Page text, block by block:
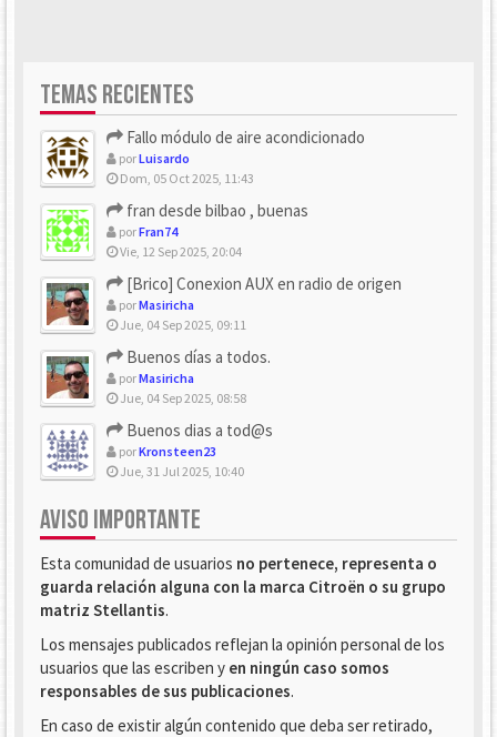
TEMAS RECIENTES
Fallo módulo de aire acondicionado
porLuisardo
Dom, 05 Oct 2025, 11:43
fran desde bilbao , buenas
porFran74
Vie, 12 Sep 2025, 20:04
[Brico] Conexion AUX en radio de origen
porMasiricha
Jue, 04 Sep 2025, 09:11
Buenos días a todos.
porMasiricha
Jue, 04 Sep 2025, 08:58
Buenos dias a tod@s
porKronsteen23
Jue, 31 Jul 2025, 10:40
AVISO IMPORTANTE
Esta comunidad de usuarios no pertenece, representa o
guarda relación alguna con la marca Citroën o su grupo
matriz Stellantis.
Los mensajes publicados reflejan la opinión personal de los
usuarios que las escriben y en ningún caso somos
responsables de sus publicaciones.
En caso de existir algún contenido que deba ser retirado,